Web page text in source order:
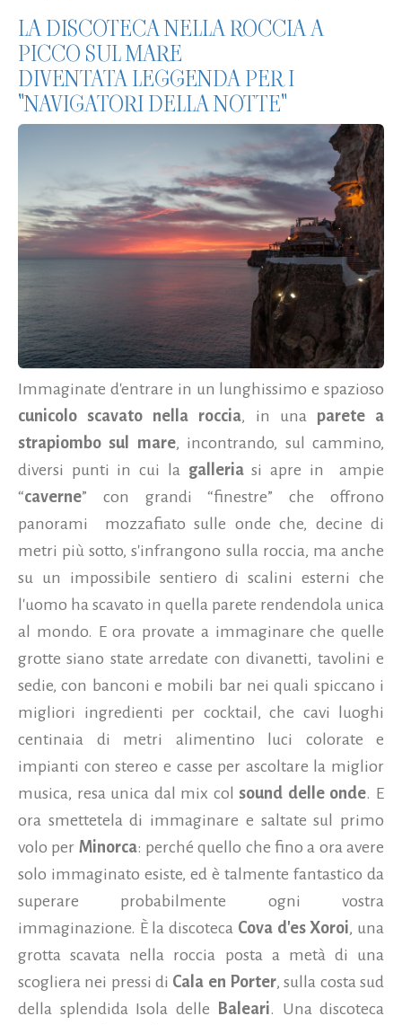
LA DISCOTECA NELLA ROCCIA A
PICCO SUL MARE
DIVENTATA LEGGENDA PER I
"NAVIGATORI DELLA NOTTE"
Immaginate d'entrare in un lunghissimo e spazioso
cunicolo scavato nella roccia, in una parete a
strapiombo sul mare, incontrando, sul cammino,
diversi punti in cui la galleriasi apre in
ampie
“caverne” con grandi “finestre” che offrono
panorami
mozzafiato sulle onde che, decine di
metri più sotto, s'infrangono sulla roccia, ma anche
su un impossibile sentiero di scalini esterni che
l'uomo ha scavato in quella parete rendendola unica
al mondo. E ora provate a immaginare che quelle
grotte siano state arredate con divanetti, tavolini e
sedie, con banconi e mobili bar nei quali spiccano i
migliori ingredienti per cocktail, che cavi luoghi
centinaia di metri alimentino luci colorate e
impianti con stereo e casse per ascoltare la miglior
musica, resa unica dal mix col sound delle onde. E
ora smettetela di immaginare e saltate sul primo
volo per Minorca: perché quello che fino a ora avere
solo immaginato esiste, ed è talmente fantastico da
superare probabilmente ogni vostra
immaginazione. È la discoteca Cova d'es Xoroi, una
grotta scavata nella roccia posta a metà di una
scogliera nei pressi di Cala en Porter, sulla costa sud
della splendida Isola delle
Baleari. Una discoteca